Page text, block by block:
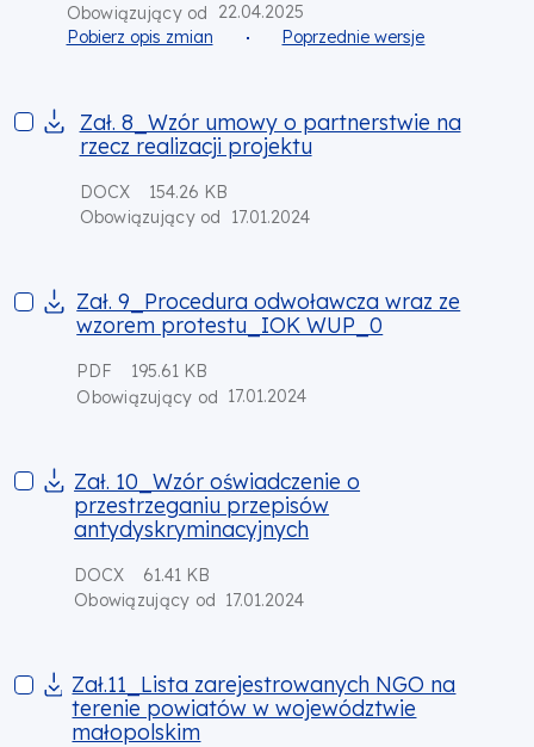
Obowiązujący od
22.04.2025
Pobierz opis zmian
Poprzednie wersje
Zał. 8_Wzór umowy o partnerstwie na rzecz realizacji
Zał. 8_Wzór umowy o partnerstwie na
rzecz realizacji projektu
DOCX
154.26 KB
Obowiązujący od
17.01.2024
Zał. 9_Procedura odwoławcza wraz ze wzorem
Zał. 9_Procedura odwoławcza wraz ze
wzorem protestu_IOK WUP_0
PDF
195.61 KB
Obowiązujący od 17.01.2024
Zał. 10_Wzór oświadczenie o przestrzeganiu przepisów
Zał. 10_Wzór oświadczenie o
przestrzeganiu przepisów
antydyskryminacyjnych
DOCX
61.41 KB
Obowiązujący od 17.01.2024
Zał.11_Lista zarejestrowanych NGO na terenie powiatów w
Zał.11_Lista zarejestrowanych NGO na
terenie powiatów w województwie
małopolskim